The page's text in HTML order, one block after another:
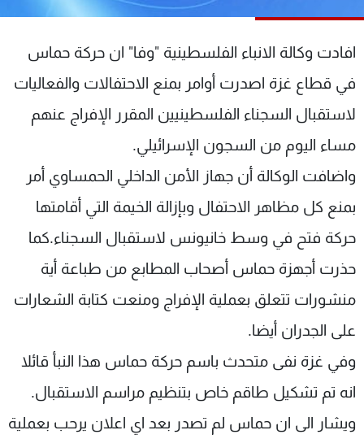
افادت وكالة الانباء الفلسطينية "وفا" ان حركة حماس
في قطاع غزة اصدرت أوامر بمنع الاحتفالات والفعاليات
لاستقبال السجناء الفلسطينيين المقرر الإفراج عنهم
مساء اليوم من السجون الإسرائيلي.
واضافت الوكالة أن جهاز الأمن الداخلي الحمساوي أمر
بمنع كل مظاهر الاحتفال وبإزالة الخيمة التي أقامتها
حركة فتح في وسط خانيونس لاستقبال السجناء.كما
حذرت أجهزة حماس أصحاب المطابع من طباعة أية
منشورات تتعلق بعملية الإفراج ومنعت كتابة الشعارات
على الجدران أيضا.
وفي غزة نفى متحدث باسم حركة حماس هذا النبأ قائلا
انه تم تشكيل طاقم خاص بتنظيم مراسم الاستقبال.
ويشار الى ان حماس لم تصدر بعد اي اعلان يرحب بعملية
شاهد البرامج
عن MTV
الإنـتـاج
لاعلاناتكم
وظائف
تواصل معنا
شروط الإسـتخدام
سياسة الخصوصية